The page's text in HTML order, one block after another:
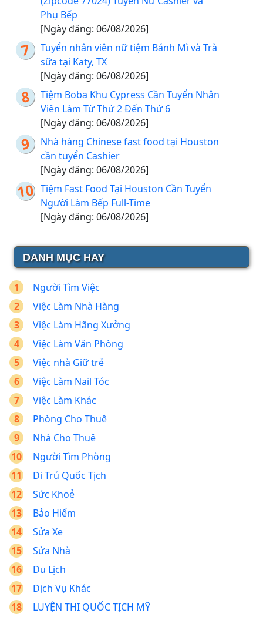
Phụ Bếp
[Ngày đăng: 06/08/2026]
Tuyển nhân viên nữ tiệm Bánh Mì và Trà
sữa tại Katy, TX
[Ngày đăng: 06/08/2026]
Tiệm Boba Khu Cypress Cần Tuyển Nhân
Viên Làm Từ Thứ 2 Đến Thứ 6
[Ngày đăng: 06/08/2026]
Nhà hàng Chinese fast food tại Houston
cần tuyển Cashier
[Ngày đăng: 06/08/2026]
Tiệm Fast Food Tại Houston Cần Tuyển
Người Làm Bếp Full-Time
[Ngày đăng: 06/08/2026]
DANH MỤC HAY
Người Tìm Việc
Việc Làm Nhà Hàng
Việc Làm Hãng Xưởng
Việc Làm Văn Phòng
Việc nhà Giữ trẻ
Việc Làm Nail Tóc
Việc Làm Khác
Phòng Cho Thuê
Nhà Cho Thuê
Người Tìm Phòng
Di Trú Quốc Tịch
Sức Khoẻ
Bảo Hiểm
Sửa Xe
Sửa Nhà
Du Lịch
Dịch Vụ Khác
LUYỆN THI QUỐC TỊCH MỸ